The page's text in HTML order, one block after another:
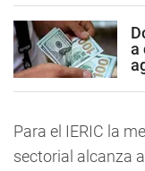
a
Para el IERIC la
sectorial alcanza